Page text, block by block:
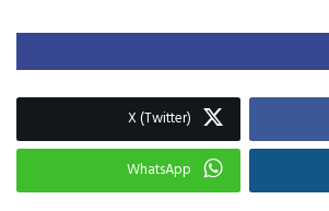
X (Twitter)
WhatsApp